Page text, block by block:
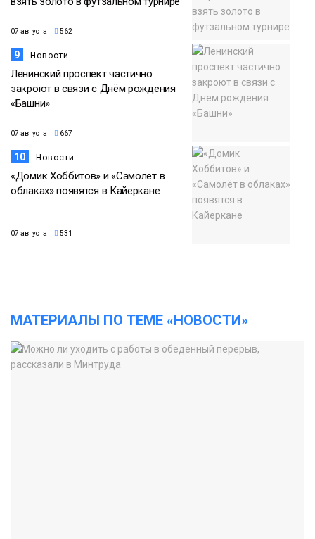
07 августа 562
9 Новости
Ленинский проспект частично
закроют в связи с Днём рождения
«Башни»
07 августа 667
10 Новости
«Домик Хоббитов» и «Самолёт в
облаках» появятся в Кайеркане
07 августа 531
МАТЕРИАЛЫ ПО ТЕМЕ «НОВОСТИ»